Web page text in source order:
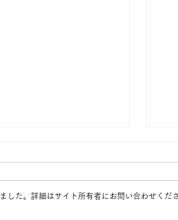
した。詳細はサイト所有者にお問い合わせくだ